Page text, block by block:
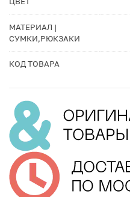
МАТЕРИАЛ |
СУМКИ,РЮКЗАКИ
КОД ТОВАРА